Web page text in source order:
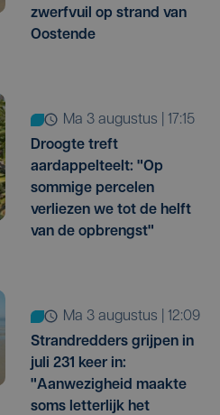
zwerfvuil op strand van
Oostende
ma 3 augustus | 17:15
Droogte treft
aardappelteelt: "Op
sommige percelen
verliezen we tot de helft
van de opbrengst"
ma 3 augustus | 12:09
Strandredders grijpen in
juli 231 keer in:
"Aanwezigheid maakte
soms letterlijk het